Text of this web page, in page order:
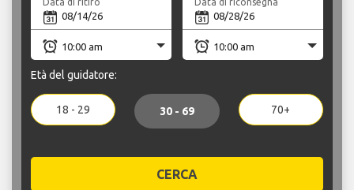
Età del guidatore:
18 - 29 30 - 69 70+
CERCA